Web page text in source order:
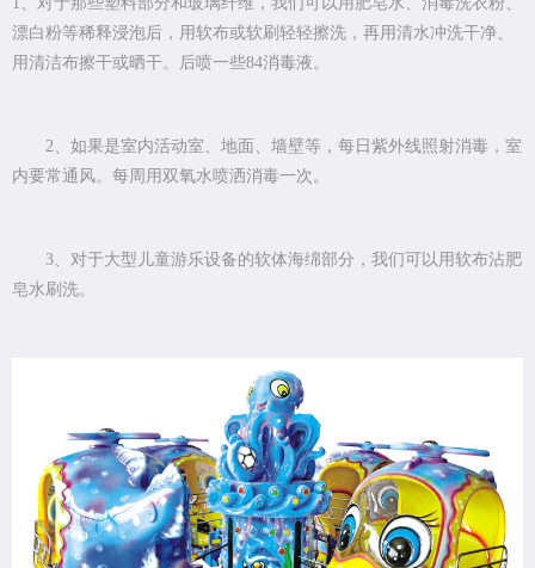
漂白粉等稀释浸泡后，用软布或软刷轻轻擦洗，再用清水冲洗干净、
用清洁布擦干或晒干。后喷一些84消毒液。
2、如果是室内活动室、地面、墙壁等，每日紫外线照射消毒，室
内要常通风。每周用双氧水喷洒消毒一次。
3、对于大型儿童游乐设备的软体海绵部分，我们可以用软布沾肥
皂水刷洗。